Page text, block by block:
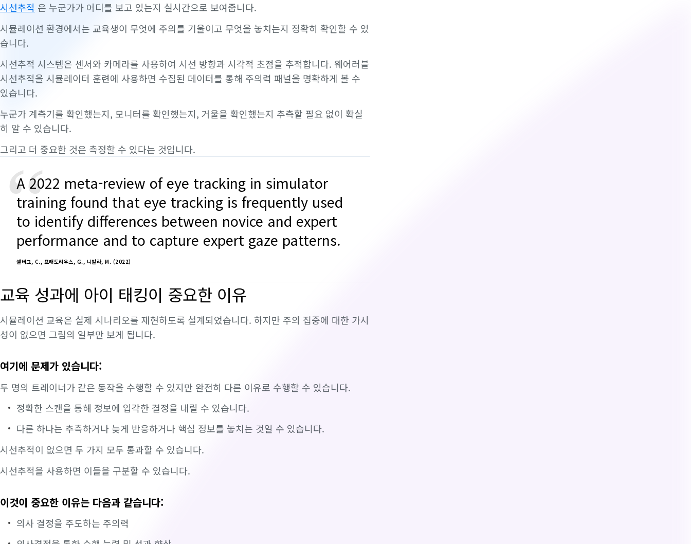
시선추적 은 누군가가 어디를 보고 있는지 실시간으로 보여줍니다.
시뮬레이션 환경에서는 교육생이 무엇에 주의를 기울이고 무엇을 놓치는지 정확히 확인할 수 있
습니다.
시선추적 시스템은 센서와 카메라를 사용하여 시선 방향과 시각적 초점을 추적합니다. 웨어러블
시선추적을 시뮬레이터 훈련에 사용하면 수집된 데이터를 통해 주의력 패널을 명확하게 볼 수
있습니다.
누군가 계측기를 확인했는지, 모니터를 확인했는지, 거울을 확인했는지 추측할 필요 없이 확실
히 알 수 있습니다.
그리고 더 중요한 것은 측정할 수 있다는 것입니다.
“
A 2022 meta-review of eye tracking in simulator
training found that eye tracking is frequently used
to identify differences between novice and expert
performance and to capture expert gaze patterns.
셀버그, C., 프래토리우스, G., 니발라, M. (2022)
교육 성과에 아이 태킹이 중요한 이유
시뮬레이션 교육은 실제 시나리오를 재현하도록 설계되었습니다. 하지만 주의 집중에 대한 가시
성이 없으면 그림의 일부만 보게 됩니다.
여기에 문제가 있습니다:
두 명의 트레이너가 같은 동작을 수행할 수 있지만 완전히 다른 이유로 수행할 수 있습니다.
정확한 스캔을 통해 정보에 입각한 결정을 내릴 수 있습니다.
다른 하나는 추측하거나 늦게 반응하거나 핵심 정보를 놓치는 것일 수 있습니다.
시선추적이 없으면 두 가지 모두 통과할 수 있습니다.
시선추적을 사용하면 이들을 구분할 수 있습니다.
이것이 중요한 이유는 다음과 같습니다:
의사 결정을 주도하는 주의력